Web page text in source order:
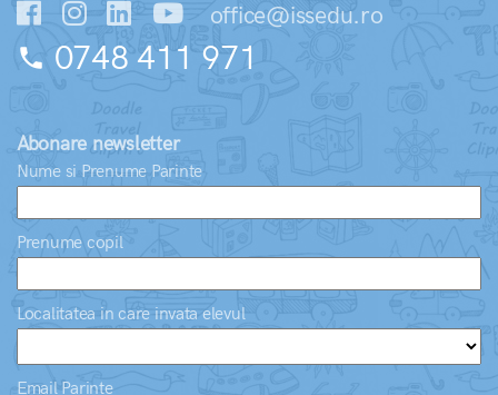
office@issedu.ro
phone 0748 411 971
Abonare newsletter
Nume si Prenume Parinte
Prenume copil
Localitatea in care invata elevul
Email Parinte